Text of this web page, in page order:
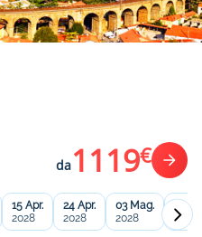
da1119€
15 Apr.
2028
24 Apr.
2028
03 Mag.
2028
12
2028